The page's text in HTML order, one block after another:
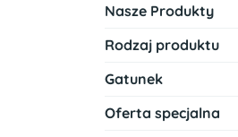
Nasze Produkty
Rodzaj produktu
Gatunek
Oferta specjalna